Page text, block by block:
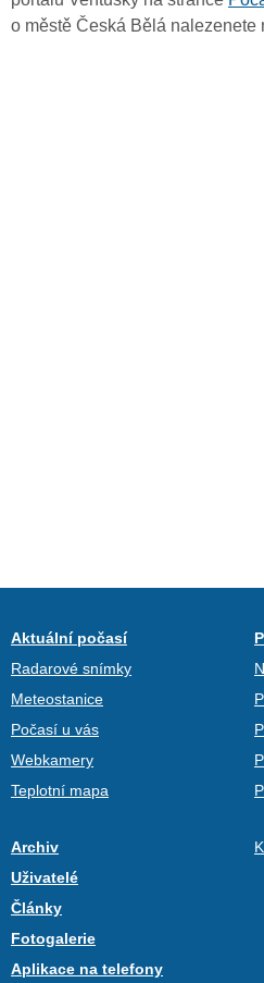
o městě Česká Bělá nalezenete
Aktuální počasí
Radarové snímky
Meteostanice
Počasí u vás
Webkamery
Teplotní mapa
Archiv
Uživatelé
Články
Fotogalerie
Aplikace na telefony